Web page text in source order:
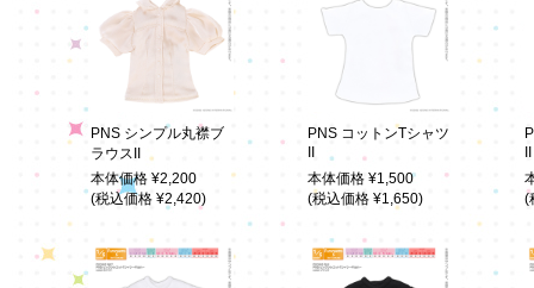
PNS シンプル丸襟ブ
ラウスII
本体価格 ¥2,200
(税込価格 ¥2,420)
PNS コットンTシャツ
本体価格 ¥1,500
(税込価格 ¥1,650)
(